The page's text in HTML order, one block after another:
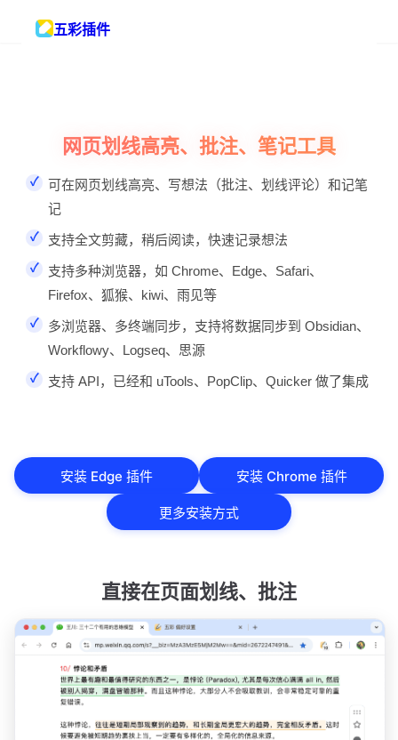
五彩插件
网页划线高亮、批注、笔记工具
可在网页划线高亮、写想法（批注、划线评论）和记笔
记
支持全文剪藏，稍后阅读，快速记录想法
支持多种浏览器，如 Chrome、Edge、Safari、
Firefox、狐猴、kiwi、雨见等
多浏览器、多终端同步，支持将数据同步到 Obsidian、
Workflowy、Logseq、思源
支持 API，已经和 uTools、PopClip、Quicker 做了集成
安装 Edge 插件 安装 Chrome 插件
更多安装方式
直接在页面划线、批注